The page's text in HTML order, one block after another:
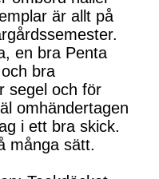
är allt på
en bra Penta
bra
segel och för
omhändertagen
i ett bra skick.
många sätt.